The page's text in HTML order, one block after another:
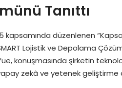
Tanıttı
kapsamında düzenlenen
Lojistik ve Depolama
konuşmasında şirketin
zekâ ve yetenek geliştirme